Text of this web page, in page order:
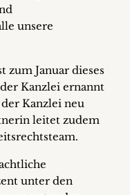
unsere
zum Januar dieses
Kanzlei ernannt
Kanzlei neu
leitet zudem
unter den